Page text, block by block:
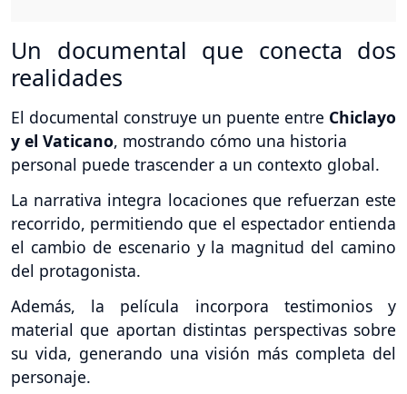
Un documental que conecta dos
realidades
El documental construye un puente entre Chiclayo
y el Vaticano, mostrando cómo una historia
personal puede trascender a un contexto global.
La narrativa integra locaciones que refuerzan este
recorrido, permitiendo que el espectador entienda
el cambio de escenario y la magnitud del camino
del protagonista.
Además, la película incorpora testimonios y
material que aportan distintas perspectivas sobre
su vida, generando una visión más completa del
personaje.